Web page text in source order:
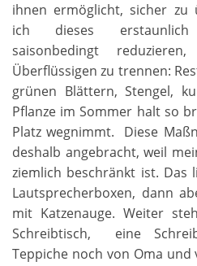
ihnen ermöglicht, sicher zu
ich dieses erstaunlich
saisonbedingt
Überflüssigen zu trennen:
grünen Blättern, Stengel,
Pflanze im Sommer halt so
Platz wegnimmt. Diese
deshalb angebracht, weil
ziemlich beschränkt ist. Das
Lautsprecherboxen, dann
mit Katzenauge. Weiter
Schreibtisch, eine
Teppiche noch von Oma und